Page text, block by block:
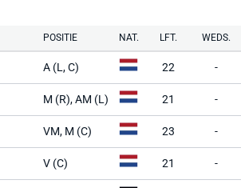
POSITIE NAT. LFT. WEDS.
A (L, C) 22 -
M (R), AM (L) 21 -
VM, M (C) 23 -
V (C) 21 -